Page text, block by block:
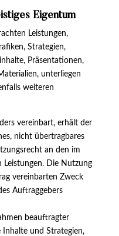
Eigentum
Leistungen,
Strategien,
Präsentationen,
unterliegen
weiteren
vereinbart, erhält der
nicht übertragbares
an den im
Leistungen. Die Nutzung
vereinbarten Zweck
Auftraggebers
beauftragter
Inhalte und Strategien,